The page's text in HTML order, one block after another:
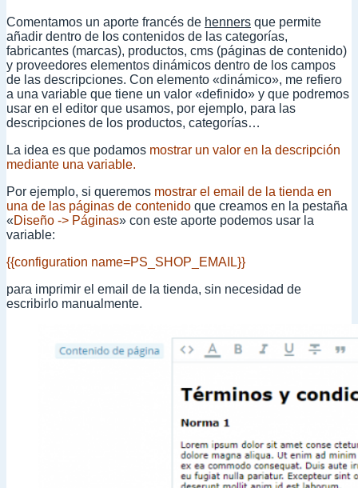
Comentamos un aporte francés de henners que permite
añadir dentro de los contenidos de las categorías,
fabricantes (marcas), productos, cms (páginas de contenido)
y proveedores elementos dinámicos dentro de los campos
de las descripciones. Con elemento «dinámico», me refiero
a una variable que tiene un valor «definido» y que podremos
usar en el editor que usamos, por ejemplo, para las
descripciones de los productos, categorías…
La idea es que podamos mostrar un valor en la descripción
mediante una variable.
Por ejemplo, si queremos mostrar el email de la tienda en
una de las páginas de contenido que creamos en la pestaña
«Diseño -> Páginas» con este aporte podemos usar la
variable:
{{configuration name=PS_SHOP_EMAIL}}
para imprimir el email de la tienda, sin necesidad de
escribirlo manualmente.